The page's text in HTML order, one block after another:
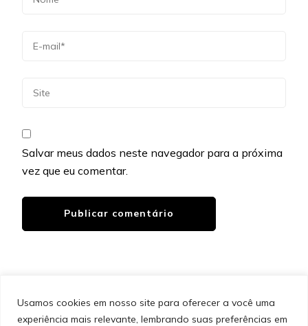
Usamos cookies em nosso site para oferecer a você uma
experiência mais relevante, lembrando suas preferências em
Salvar meus dados neste navegador para a próxima
vez que eu comentar.
SITEMAP POLÍTICA DE PRIVACIDADE EQUIPE